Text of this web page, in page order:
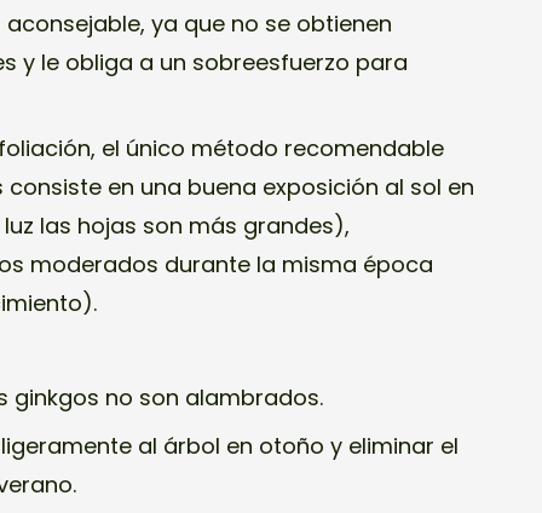
ya que no se obtienen
y le obliga a un sobreesfuerzo para
el único método recomendable
en una buena exposición al sol en
las hojas son más grandes),
moderados durante la misma época
ginkgos no son alambrados.
al árbol en otoño y eliminar el